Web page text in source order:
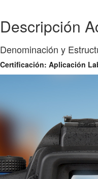
Descripción
Denominación y
Certificación: Aplicación